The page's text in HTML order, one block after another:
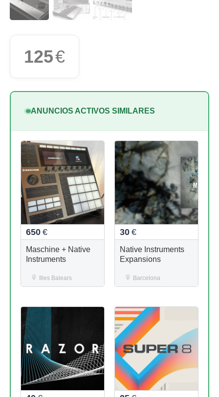
125€
ANUNCIOS ACTIVOS SIMILARES
650 €
Maschine + Native
Instruments
Illes Balears
30 €
Native Instruments
Expansions
Barcelona